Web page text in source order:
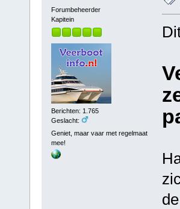
Forumbeheerder
Kapitein
Berichten: 1.765
Geslacht:
Geniet, maar vaar met regelmaat
mee!